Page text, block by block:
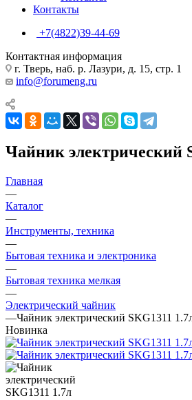
Контакты
+7(4822)39-44-69
Контактная информация
г. Тверь, наб. р. Лазури, д. 15, стр. 1
info@forumeng.ru
Чайник электрический
Главная
—
Каталог
—
Инструменты, техника
—
Бытовая техника и электроника
—
Бытовая техника мелкая
—
Электрический чайник
—Чайник электрический SKG1311
Новинка